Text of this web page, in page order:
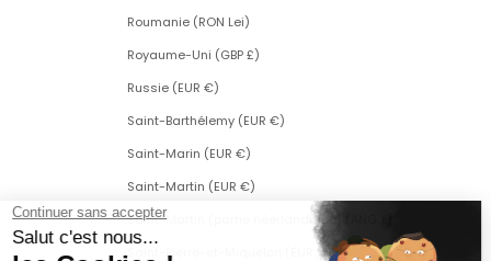
Roumanie (RON Lei)
Royaume-Uni (GBP £)
Russie (EUR €)
Saint-Barthélemy (EUR €)
Saint-Marin (EUR €)
Saint-Martin (EUR €)
Saint-Martin (partie néerlandaise) (ANG ƒ)
Saint-Pierre-et-Miquelon (EUR €)